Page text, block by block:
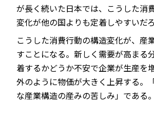
が長く続いた日本では、こうした消
変化が他の国よりも定着しやすいだろ
こうした消費行動の構造変化が、産
すことになる。新しく需要が高まる
着するかどうか不安で企業が生産を
外のように物価が大きく上昇する。
な産業構造の産みの苦しみ」である。